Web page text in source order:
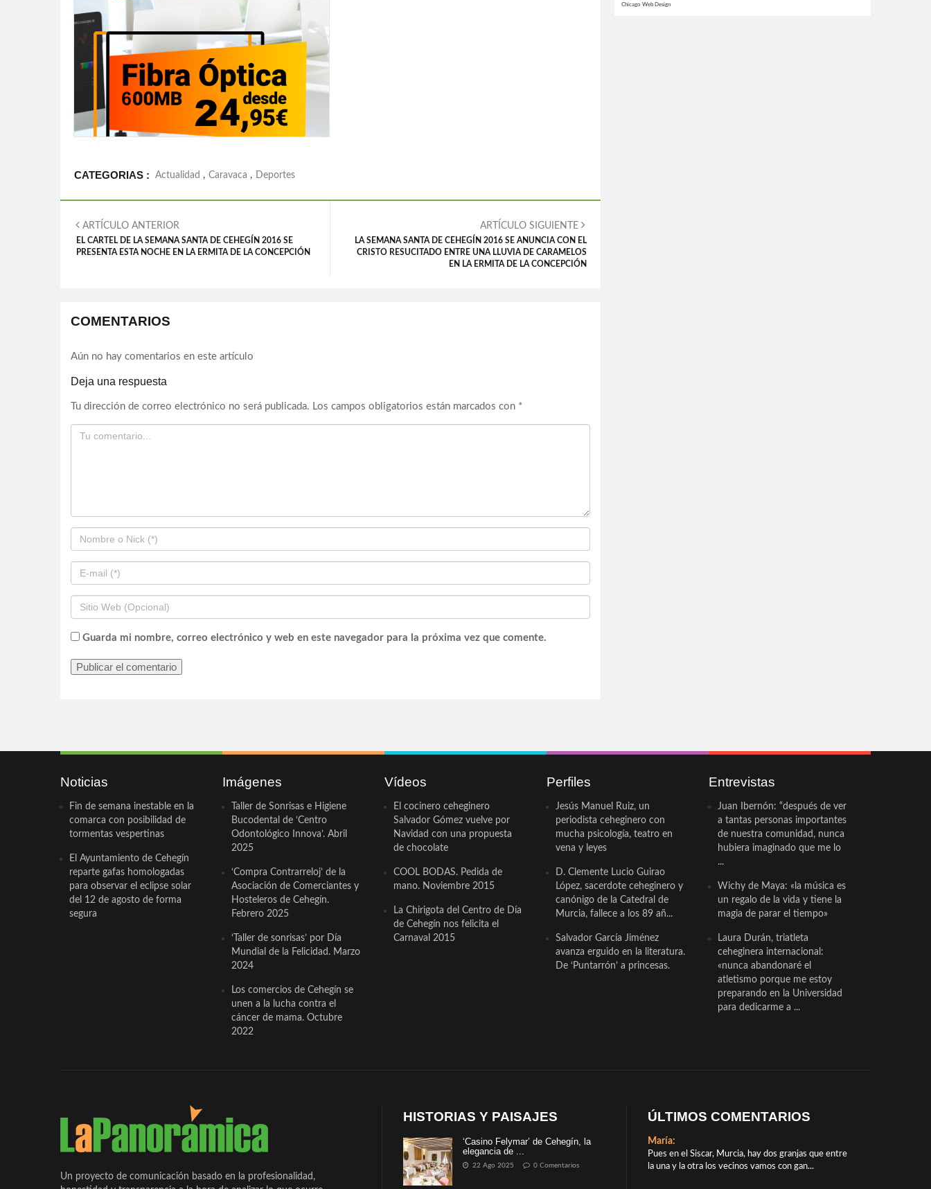
CATEGORIAS : Actualidad , Caravaca , Deportes
ARTÍCULO ANTERIOR
EL CARTEL DE LA SEMANA SANTA DE CEHEGÍN 2016 SE
PRESENTA ESTA NOCHE EN LA ERMITA DE LA CONCEPCIÓN
ARTÍCULO SIGUIENTE
LA SEMANA SANTA DE CEHEGÍN 2016 SE ANUNCIA CON EL
CRISTO RESUCITADO ENTRE UNA LLUVIA DE CARAMELOS
EN LA ERMITA DE LA CONCEPCIÓN
COMENTARIOS
Aún no hay comentarios en este artículo
Deja una respuesta
Tu dirección de correo electrónico no será publicada. Los campos obligatorios están marcados con *
Guarda mi nombre, correo electrónico y web en este navegador para la próxima vez que comente.
Chicago Web Design
Noticias
Fin de semana inestable en la
comarca con posibilidad de
tormentas vespertinas
El Ayuntamiento de Cehegín
reparte gafas homologadas
para observar el eclipse solar
del 12 de agosto de forma
segura
Imágenes
Taller de Sonrisas e Higiene
Bucodental de ‘Centro
Odontológico Innova’. Abril
2025
‘Compra Contrarreloj’ de la
Asociación de Comerciantes y
Hosteleros de Cehegín.
Febrero 2025
‘Taller de sonrisas’ por Día
Mundial de la Felicidad. Marzo
2024
Los comercios de Cehegín se
unen a la lucha contra el
cáncer de mama. Octubre
2022
Vídeos
El cocinero ceheginero
Salvador Gómez vuelve por
Navidad con una propuesta
de chocolate
COOL BODAS. Pedida de
mano. Noviembre 2015
La Chirigota del Centro de Día
de Cehegín nos felicita el
Carnaval 2015
Perfiles
Jesús Manuel Ruiz, un
periodista ceheginero con
mucha psicología, teatro en
vena y leyes
D. Clemente Lucio Guirao
López, sacerdote ceheginero y
canónigo de la Catedral de
Murcia, fallece a los 89 añ...
Salvador García Jiménez
avanza erguido en la literatura.
De ‘Puntarrón’ a princesas.
Entrevistas
Juan Ibernón: “después de ver
a tantas personas importantes
de nuestra comunidad, nunca
hubiera imaginado que me lo
...
Wichy de Maya: «la música es
un regalo de la vida y tiene la
magia de parar el tiempo»
Laura Durán, triatleta
ceheginera internacional:
«nunca abandonaré el
atletismo porque me estoy
preparando en la Universidad
para dedicarme a ...
Un proyecto de comunicación basado en la profesionalidad,
HISTORIAS Y PAISAJES
‘Casino Felymar’ de Cehegín, la
elegancia de ...
22 Ago 2025 0 Comentarios
ÚLTIMOS COMENTARIOS
María:
Pues en el Siscar, Murcia, hay dos granjas que entre
la una y la otra los vecinos vamos con gan...